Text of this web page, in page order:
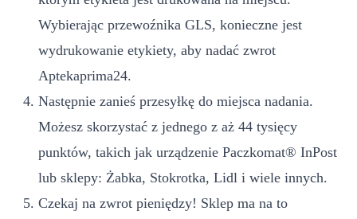
Wybierając przewoźnika GLS, konieczne jest
wydrukowanie etykiety, aby nadać zwrot
Aptekaprima24.
Następnie zanieś przesyłkę do miejsca nadania.
Możesz skorzystać z jednego z aż 44 tysięcy
punktów, takich jak urządzenie Paczkomat® InPost
lub sklepy: Żabka, Stokrotka, Lidl i wiele innych.
Czekaj na zwrot pieniędzy! Sklep ma na to